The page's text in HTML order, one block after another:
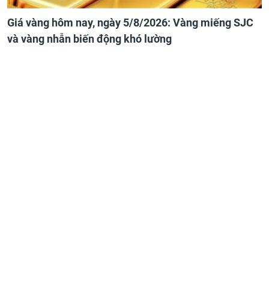
Giá vàng hôm nay, ngày 5/8/2026: Vàng miếng SJC
và vàng nhẫn biến động khó lường